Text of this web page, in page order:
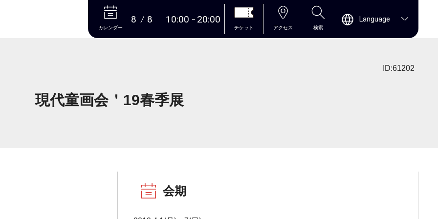
本文へ
カレンダー
8 8 10:00 20:00
チケット アクセス 検索
Language
ID:61202
現代童画会＇19春季展
会期